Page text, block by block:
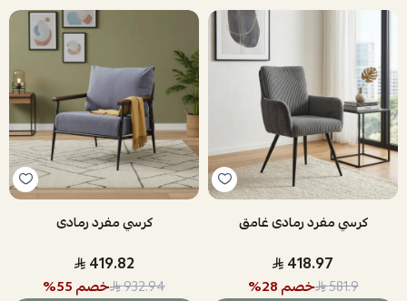
كرسي مفرد رمادى غامق
418.97
581.9 خصم28
%
كرسي مفرد رمادى
419.82
932.94 خصم55
%